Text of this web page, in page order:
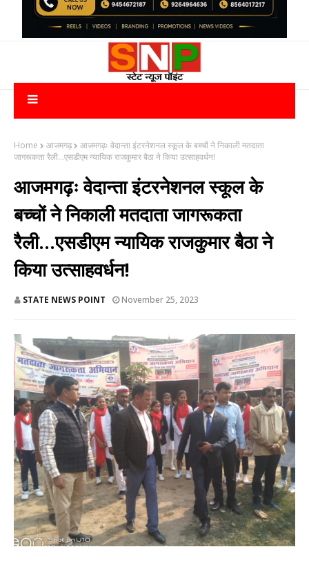
Home आजमगढ़
आजमगढ़ः वेदान्ता इंटरनेशनल स्कूल के बच्चों ने निकाली मतदाता
जागरूकता रैली...एसडीएम न्यायिक राजकुमार बैठा ने किया उत्साहवर्धन!
आजमगढ़ः वेदान्ता इंटरनेशनल स्कूल के
बच्चों ने निकाली मतदाता जागरूकता
रैली...एसडीएम न्यायिक राजकुमार बैठा ने
किया उत्साहवर्धन!
STATE NEWS POINT November 25, 2023